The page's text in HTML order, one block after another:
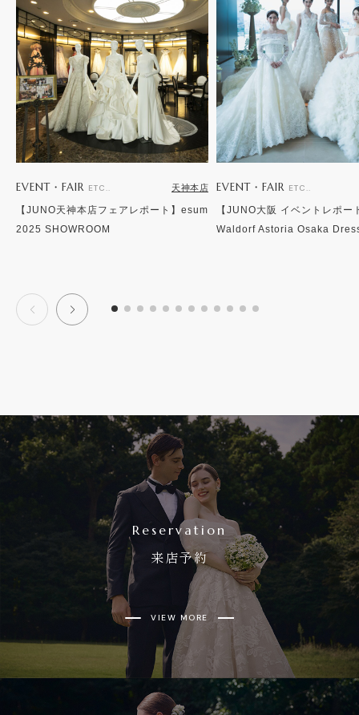
EVENT・FAIR ETC.. 天神本店
【JUNO天神本店フェアレポート】esum
2025 SHOWROOM
EVENT・FAIR ETC..
【JUNO大阪 イベントレポー
Waldorf Astoria Osaka
Reservation
来店予約
VIEW MORE